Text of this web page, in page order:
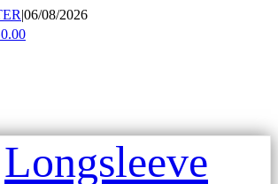
|06/08/2026
0.00
Longsleeve